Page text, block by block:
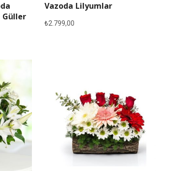
Güller
Vazoda Lilyumlar
₺2.799,00